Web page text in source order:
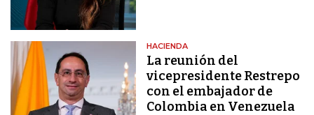
HACIENDA
La reunión del
vicepresidente Restrepo
con el embajador de
Colombia en Venezuela